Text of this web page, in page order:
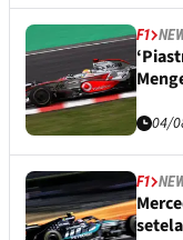
F1
04/
F1